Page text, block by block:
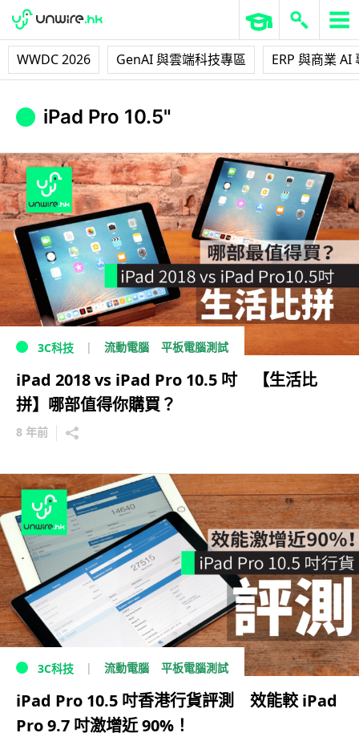
WWDC 2026 GenAI 與雲端科技專區 ERP 與商業 AI
iPad Pro 10.5"
3C科技 流動電腦 平板電腦測試
iPad 2018 vs iPad Pro 10.5 吋 【生活比
拼】哪部值得你購買？
8 年前
3C科技 流動電腦 平板電腦測試
iPad Pro 10.5 吋香港行貨評測 效能較 iPad
Pro 9.7 吋激增近 90%！